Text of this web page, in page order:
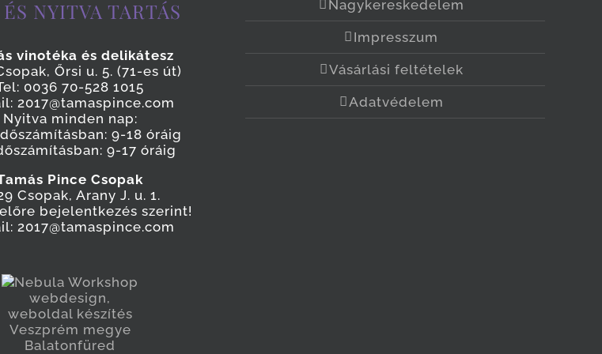
NYITVA TARTÁS
vinotéka és delikátesz
Őrsi u. 5. (71-es út)
0036 70-528 1015
2017@tamaspince.com
Nyitva minden nap:
9-18 óráig
9-17 óráig
Pince Csopak
Csopak, Arany J. u. 1.
bejelentkezés szerint!
2017@tamaspince.com
Nagykereskedelem
Impresszum
Vásárlási feltételek
Adatvédelem